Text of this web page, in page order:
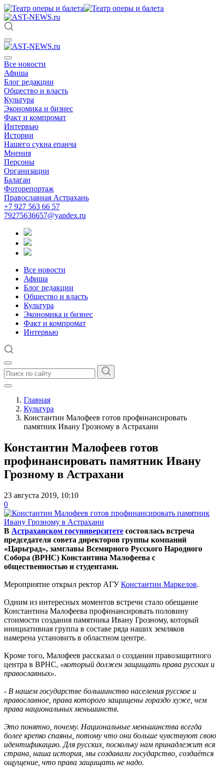
Все новости
Афиша
Блог редакции
Общество и власть
Культура
Экономика и бизнес
Факт и компромат
Интервью
Истории
Нашего сукна епанча
Мнения
Персоны
Организации
Балаган
Фоторепортаж
Православная Астрахань
+7 927 563 66 57
79275636657@yandex.ru
Все новости
Афиша
Блог редакции
Общество и власть
Культура
Экономика и бизнес
Факт и компромат
Интервью
Главная
Культура
Константин Малофеев готов профинансировать
памятник Ивану Грозному в Астрахани
Константин Малофеев готов
профинансировать памятник Ивану
Грозному в Астрахани
23 августа 2019, 10:10
0
В Астраханском госуниверситете состоялась встреча
председателя совета директоров группы компаний
«Царьград», замглавы Всемирного Русского Народного
Собора (ВРНС) Константина Малофеева с
общественностью и студентами.
Мероприятие открыл ректор АГУКонстантин Маркелов.
Одним из интересных моментов встречи стало обещание
Константина Малофеева профинансировать половину
стоимости создания памятника Ивану Грозному, который
инициативная группа в составе ряда наших земляков
намерена установить в областном центре.
Кроме того, Малофеев рассказал о создании правозащитного
центра в ВРНС, «который должен защищать права русских и
православных».
- В нашем государстве большинство населения русское и
православное, права которого защищены гораздо хуже, чем
права национальных меньшинств.
Это понятно, почему. Национальные меньшинства всегда
более крепко спаяны, потому что они больше чувствуют свою
идентификацию. Для русских, поскольку нам принадлежит вся
страна, наша история, мы создавали государство, создаётся
ощущение, что права защищать не надо.